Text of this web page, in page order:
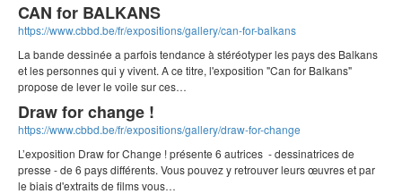
CAN for BALKANS
https://www.cbbd.be/fr/expositions/gallery/can-for-balkans
La bande dessinée a parfois tendance à stéréotyper les pays des Balkans
et les personnes qui y vivent. A ce titre, l'exposition "Can for Balkans"
propose de lever le voile sur ces…
Draw for change !
https://www.cbbd.be/fr/expositions/gallery/draw-for-change
L’exposition Draw for Change ! présente 6 autrices - dessinatrices de
presse - de 6 pays différents. Vous pouvez y retrouver leurs œuvres et par
le biais d'extraits de films vous…